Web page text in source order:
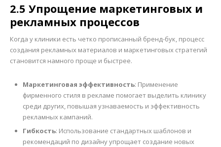
2.5 Упрощение маркетинговых и
рекламных процессов
Когда у клиники есть четко прописанный бренд-бук, процесс
создания рекламных материалов и маркетинговых стратегий
становится намного проще и быстрее.
Маркетинговая эффективность: Применение
фирменного стиля в рекламе помогает выделить клинику
среди других, повышая узнаваемость и эффективность
рекламных кампаний.
Гибкость: Использование стандартных шаблонов и
рекомендаций по дизайну упрощает создание новых